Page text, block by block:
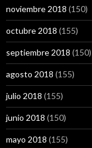
noviembre 2018 (150)
octubre 2018 (155)
septiembre 2018 (150)
agosto 2018 (155)
julio 2018 (155)
junio 2018 (150)
mayo 2018 (155)